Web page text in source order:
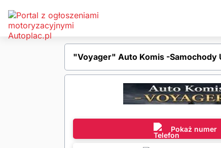
"Voyager" Auto Komis -Samochody
Pokaż numer